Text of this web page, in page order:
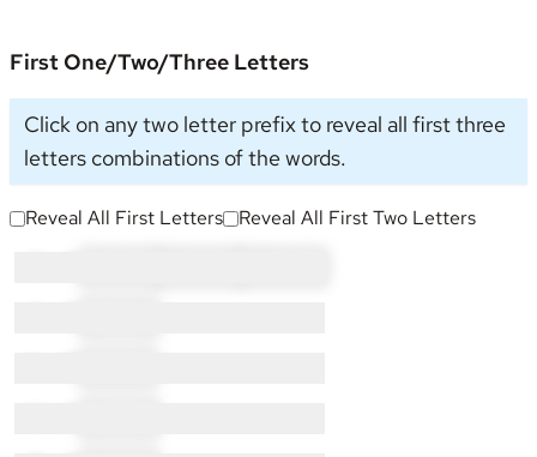
First One/Two/Three Letters
Click on any two letter prefix to reveal all first three
letters combinations of the words.
Reveal All First Letters
Reveal All First Two Letters